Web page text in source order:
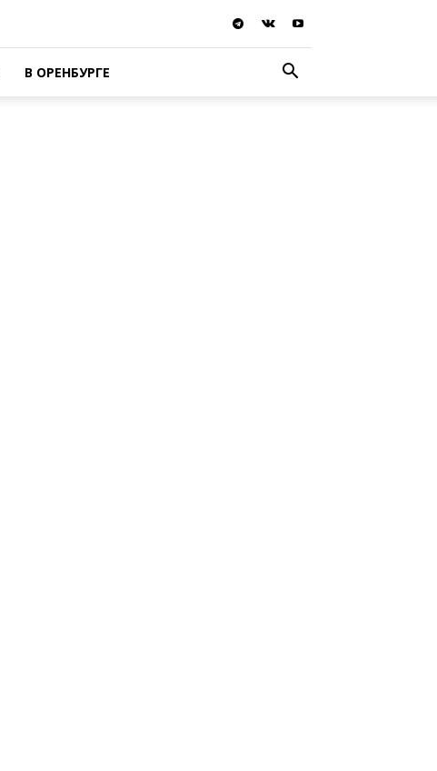
В ОРЕНБУРГЕ